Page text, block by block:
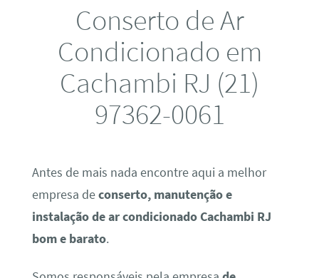
Conserto de Ar
Condicionado em
Cachambi RJ (21)
97362-0061
Antes de mais nada encontre aqui a melhor
empresa deconserto, manutenção e
instalação de ar condicionado Cachambi RJ
bom e barato.